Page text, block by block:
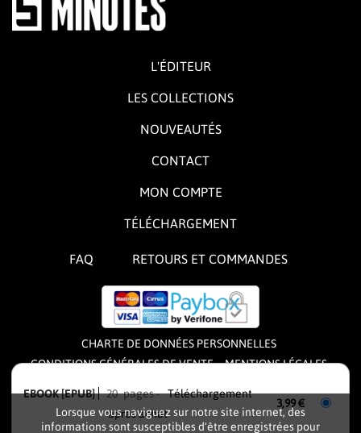
Lorsque vous naviguez sur notre site internet, des
informations sont susceptibles d'être enregistrées pour
EBOOK [EPUB] 20 pages
Téléchargement
après achat
3,99 €
L'ÉDITEUR
LES COLLECTIONS
NOUVEAUTÉS
CONTACT
MON COMPTE
TÉLÉCHARGEMENT
FAQ RETOURS ET COMMANDES
CHARTE DE DONNÉES PERSONNELLES
CONDITIONS GÉNÉRALES DE VENTE
MENTIONS LÉGALES
L'éditeurFIVE MINUTESfonctionne sous licence de